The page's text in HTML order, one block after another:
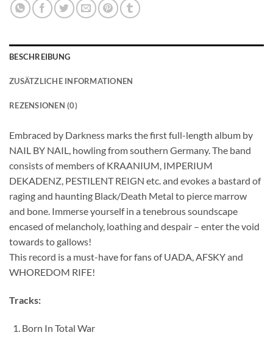
BESCHREIBUNG
ZUSÄTZLICHE INFORMATIONEN
REZENSIONEN (0)
Embraced by Darkness marks the first full-length album by
NAIL BY NAIL, howling from southern Germany. The band
consists of members of KRAANIUM, IMPERIUM
DEKADENZ, PESTILENT REIGN etc. and evokes a bastard of
raging and haunting Black/Death Metal to pierce marrow
and bone. Immerse yourself in a tenebrous soundscape
encased of melancholy, loathing and despair – enter the void
towards to gallows!
This record is a must-have for fans of UADA, AFSKY and
WHOREDOM RIFE!
Tracks:
Born In Total War